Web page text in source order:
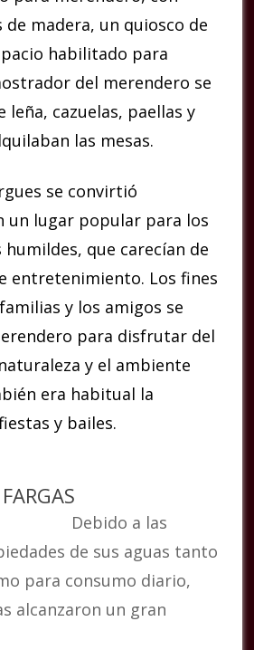
de madera, un quiosco de
habilitado para
del merendero se
leña, cazuelas, paellas y
las mesas.
se convirtió
un lugar popular para los
que carecían de
entretenimiento. Los fines
y los amigos se
para disfrutar del
y el ambiente
era habitual la
y bailes.
Debido a las
de sus aguas tanto
para consumo diario,
alcanzaron un gran